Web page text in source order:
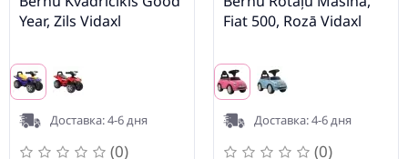
Year, Zils Vidaxl
Доставка: 4-6 дня
(0)
Fiat 500, Rozā Vidaxl
Доставка: 4-6 дня
(0)